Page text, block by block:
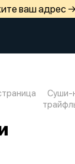
ваш адрес →
Суши-